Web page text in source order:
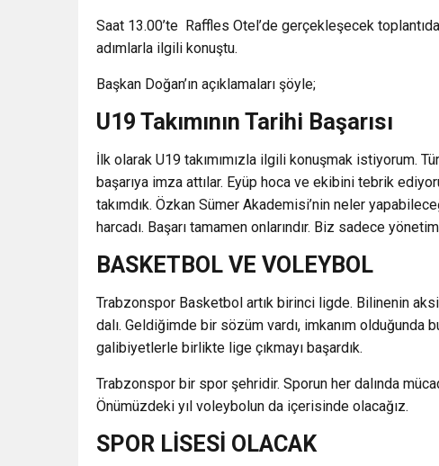
Saat 13.00’te Raffles Otel’de gerçekleşecek
adımlarla ilgili konuştu.
Başkan Doğan’ın açıklamaları şöyle;
U19 Takımının Tarihi Başarısı
İlk olarak U19 takımımızla ilgili konuşmak istiyorum.
başarıya imza attılar. Eyüp hoca ve ekibini tebrik
takımdık. Özkan Sümer Akademisi’nin neler
harcadı. Başarı tamamen onlarındır. Biz sadece
BASKETBOL VE VOLEYBOL
Trabzonspor Basketbol artık birinci ligde. Bilinenin
dalı. Geldiğimde bir sözüm vardı, imkanım olduğunda
galibiyetlerle birlikte lige çıkmayı başardık.
Trabzonspor bir spor şehridir. Sporun her dalında
Önümüzdeki yıl voleybolun da içerisinde olacağız.
SPOR LİSESİ OLACAK